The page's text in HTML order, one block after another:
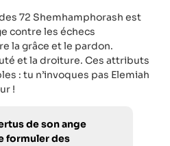
72 Shemhamphorash est
contre les échecs
la grâce et le pardon.
et la droiture. Ces attributs
: tu n’invoques pas Elemiah
!
de son ange
formuler des